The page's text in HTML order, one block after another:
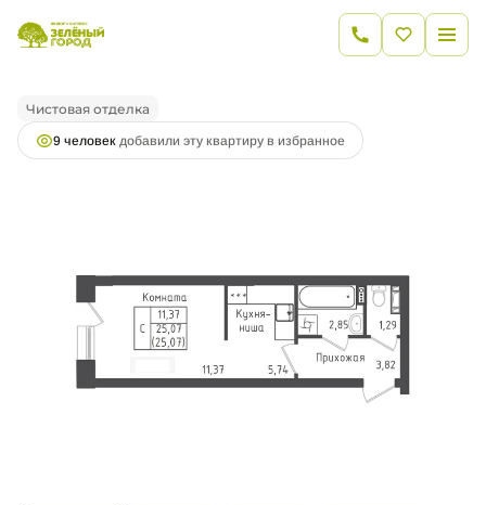
Студия25.07 м 5 598 131 руб.
Ипотекаот 20 086 руб.
Чистовая отделка
9 человек добавили эту квартиру в избранное